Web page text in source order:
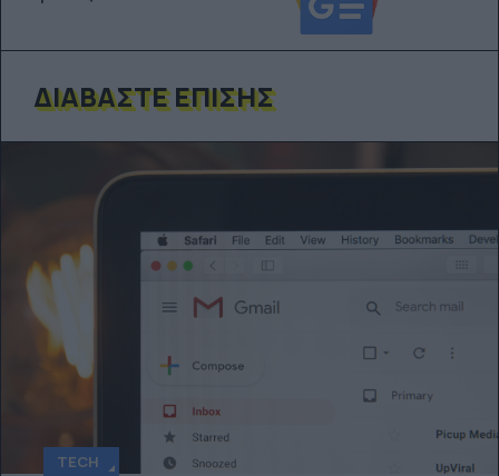
ΔΙΑΒΆΣΤΕ ΕΠΊΣΗΣ
TECH